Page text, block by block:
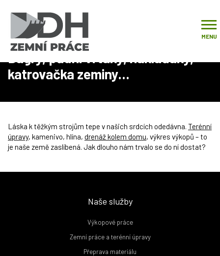
MENU
ÚvodO mně
Bagry, půdní vrtáky, náklaďáky, katrovačka zeminy…
Bagry, půdní vrtáky, náklaďáky,
katrovačka zeminy…
Láska k těžkým strojům tepe v našich srdcích odedávna. Terénní
úpravy, kamenivo, hlína, drenáž kolem domu, výkres výkopů – to
je naše země zaslíbená. Jak dlouho nám trvalo se do ní dostat?
Naše služby
Výkopové práce
Zemní práce a terénní úpravy
Přeprava materiálu